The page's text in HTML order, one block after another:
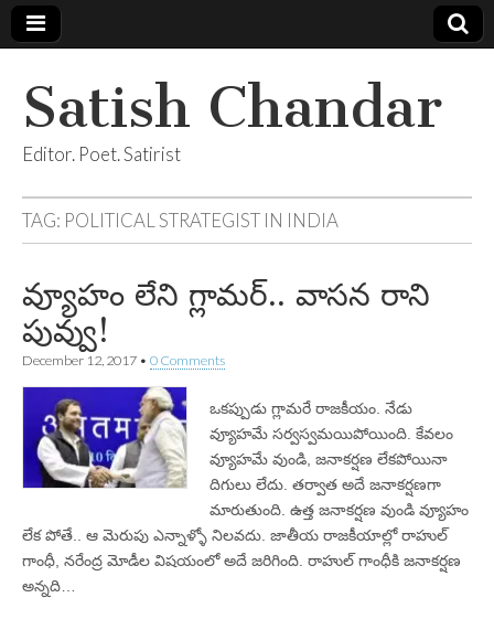
Satish Chandar
Editor. Poet. Satirist
TAG: POLITICAL STRATEGIST IN INDIA
వ్యూహం లేని గ్లామర్‌.. వాసన రాని
పువ్వు!
December 12, 2017 • 0 Comments
ఒకప్పుడు గ్లామరే రాజకీయం. నేడు
వ్యూహమే సర్వస్వమయిపోయింది. కేవలం
వ్యూహమే వుండి, జనాకర్షణ లేకపోయినా
దిగులు లేదు. తర్వాత అదే జనాకర్షణగా
మారుతుంది. ఉత్త జనాకర్షణ వుండి వ్యూహం
లేక పోతే.. ఆ మెరుపు ఎన్నాళ్ళో నిలవదు. జాతీయ రాజకీయాల్లో రాహుల్‌
గాంధీ, నరేంద్ర మోడీల విషయంలో అదే జరిగింది. రాహుల్‌ గాంధీకి జనాకర్షణ
అన్నది…